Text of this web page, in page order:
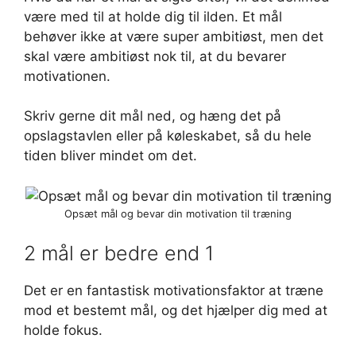
være med til at holde dig til ilden. Et mål
behøver ikke at være super ambitiøst, men det
skal være ambitiøst nok til, at du bevarer
motivationen.
Skriv gerne dit mål ned, og hæng det på
opslagstavlen eller på køleskabet, så du hele
tiden bliver mindet om det.
Opsæt mål og bevar din motivation til træning
2 mål er bedre end 1
Det er en fantastisk motivationsfaktor at træne
mod et bestemt mål, og det hjælper dig med at
holde fokus.